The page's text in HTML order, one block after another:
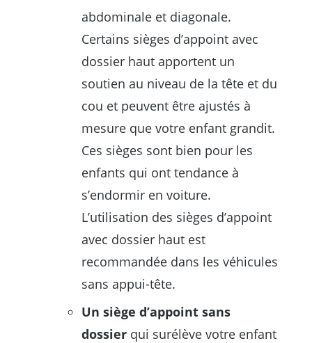
abdominale et diagonale.
Certains sièges d’appoint avec
dossier haut apportent un
soutien au niveau de la tête et du
cou et peuvent être ajustés à
mesure que votre enfant grandit.
Ces sièges sont bien pour les
enfants qui ont tendance à
s’endormir en voiture.
L’utilisation des sièges d’appoint
avec dossier haut est
recommandée dans les véhicules
sans appui-tête.
Un siège d’appoint sans
dossier qui surélève votre enfant